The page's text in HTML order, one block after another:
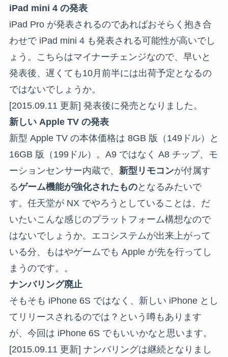
iPad mini 4 の発表
iPad Pro が発表されるのであればおそらく抱き合
わせで iPad mini 4 も発表される可能性が高いでし
ょう。こちらはマイナーチェンジなので、早いと
発表後、遅くても10月前半には出荷予定となるの
ではないでしょうか。
[2015.09.11 更新] 発表後に発売となりました。
新しい Apple TV の発表
新型 Apple TV の本体価格は 8GB 版（149ドル）と
16GB 版（199ドル）。A9 ではなく A8 チップ、モ
ーションセンサー内蔵で、 新型リモコンが付属す
るゲーム機能が強化されたものとなるみたいで
す。任天堂が NX でやろうとしていることは、だ
いたいこんな感じのプラットフォーム構想なので
はないでしょうか。エコシステムが出来上がって
いる分、もはやゲームでも Apple が先を行ってし
まうのです。。
ナンバリング廃止
そもそも iPhone 6S ではなく、新しい iPhone とし
てリリースされるのでは？という噂もあります
が、今回は iPhone 6S でもいいかなと思います。
[2015.09.11 更新] ナンバリングは継続となりまし